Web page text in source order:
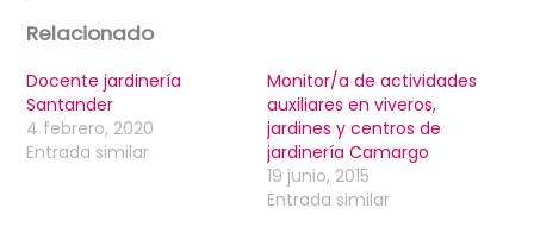
Relacionado
Docente jardinería
Santander
4 febrero, 2020
Entrada similar
Monitor/a de actividades
auxiliares en viveros,
jardines y centros de
jardinería Camargo
19 junio, 2015
Entrada similar